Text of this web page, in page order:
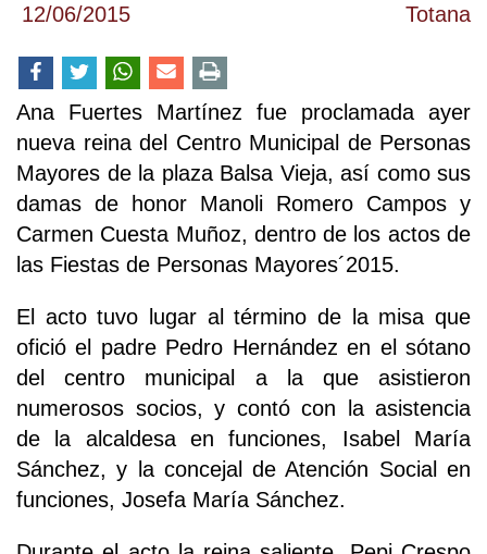
12/06/2015 Totana
Ana Fuertes Martínez fue proclamada ayer
nueva reina del Centro Municipal de Personas
Mayores de la plaza Balsa Vieja, así como sus
damas de honor Manoli Romero Campos y
Carmen Cuesta Muñoz, dentro de los actos de
las Fiestas de Personas Mayores´2015.
El acto tuvo lugar al término de la misa que
ofició el padre Pedro Hernández en el sótano
del centro municipal a la que asistieron
numerosos socios, y contó con la asistencia
de la alcaldesa en funciones, Isabel María
Sánchez, y la concejal de Atención Social en
funciones, Josefa María Sánchez.